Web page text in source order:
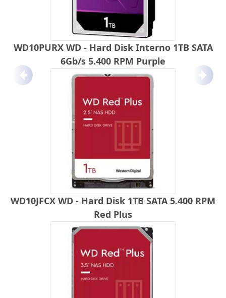
WD10PURX WD - Hard Disk Interno 1TB SATA
6Gb/s 5.400 RPM Purple
WD10JFCX WD - Hard Disk 1TB SATA 5.400 RPM
Red Plus
Anterior